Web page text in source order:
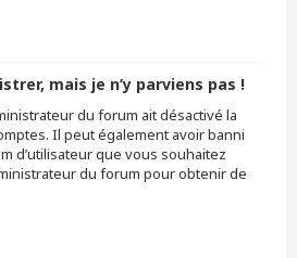
mais je n’y parviens pas !
du forum ait désactivé la
Il peut également avoir banni
d’utilisateur que vous souhaitez
du forum pour obtenir de